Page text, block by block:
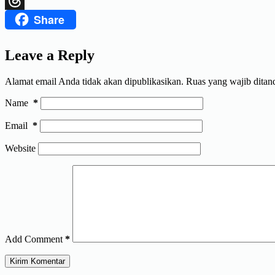
ThreadsShare
Leave a Reply
Alamat email Anda tidak akan dipublikasikan. Ruas yang wajib
Name *
Email *
Website
Add Comment *
Kirim Komentar